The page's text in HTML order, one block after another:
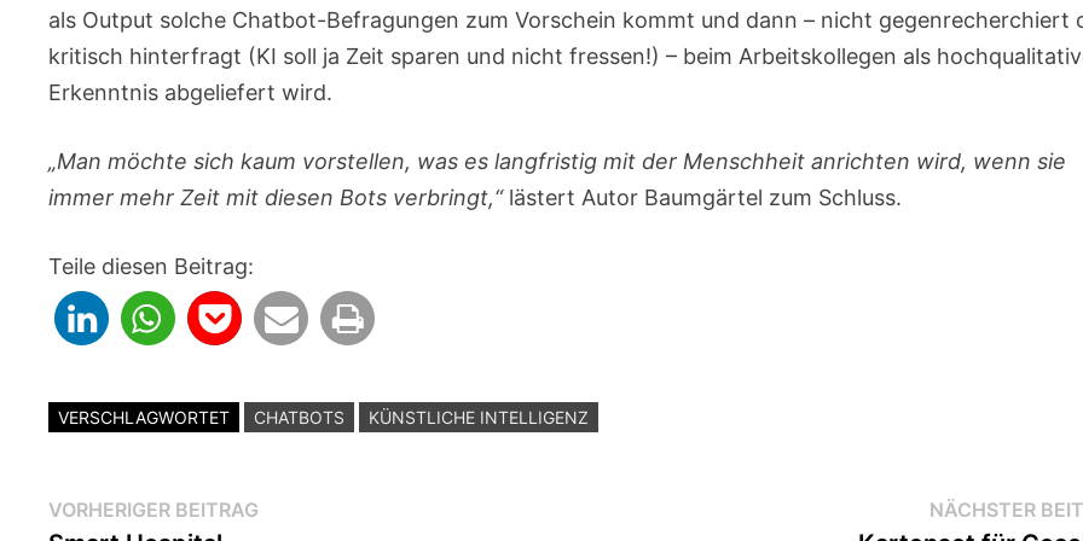
als Output solche Chatbot-Befragungen zum Vorschein kommt und dann – nicht gegenrecherchiert
kritisch hinterfragt (KI soll ja Zeit sparen und nicht fressen!) – beim Arbeitskollegen als
Erkenntnis abgeliefert wird.
„Man möchte sich kaum vorstellen, was es langfristig mit der Menschheit anrichten wird, wenn sie
immer mehr Zeit mit diesen Bots verbringt,“lästert Autor Baumgärtel zum Schluss.
Teile diesen Beitrag:
VERSCHLAGWORTET CHATBOTS KÜNSTLICHE INTELLIGENZ
Beitragsnavigation
VORHERIGER BEITRAG NÄCHSTER